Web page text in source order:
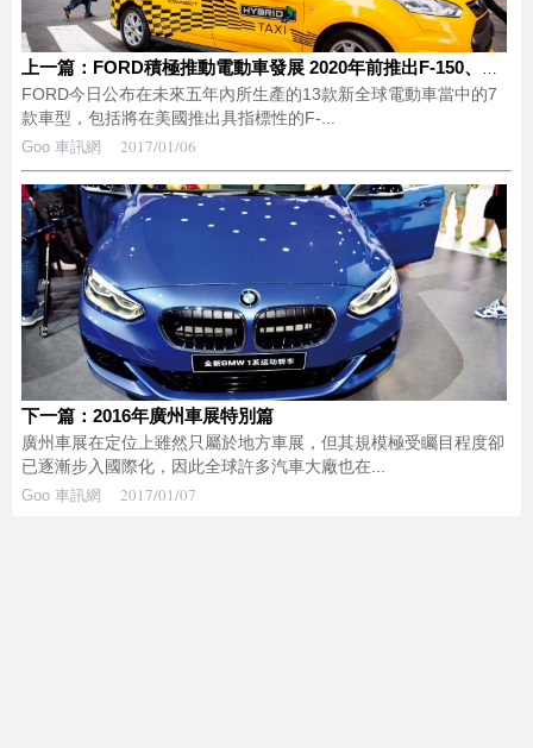
上一篇：FORD積極推動電動車發展 2020年前推出F-150、Mustang及Transit油電車
FORD今日公布在未來五年內所生產的13款新全球電動車當中的7
款車型，包括將在美國推出具指標性的F-...
Goo 車訊網 2017/01/06
下一篇：2016年廣州車展特別篇
廣州車展在定位上雖然只屬於地方車展，但其規模極受矚目程度卻
已逐漸步入國際化，因此全球許多汽車大廠也在...
Goo 車訊網 2017/01/07